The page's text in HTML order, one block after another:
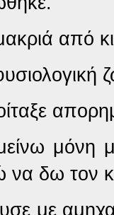
από
μόνη
να δω τον
με